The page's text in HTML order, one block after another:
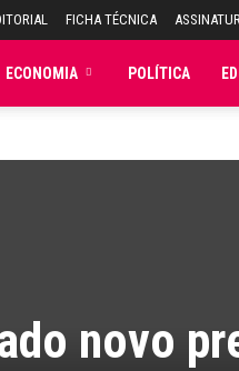
FICHA TÉCNICA
ECONOMIA POLÍTICA
novo